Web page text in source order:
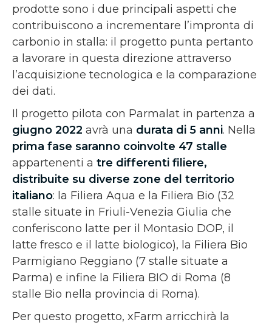
prodotte sono i due principali aspetti che
contribuiscono a incrementare l’impronta di
carbonio in stalla: il progetto punta pertanto
a lavorare in questa direzione attraverso
l’acquisizione tecnologica e la comparazione
dei dati.
Il progetto pilota con Parmalat in partenza a
giugno 2022 avrà una durata di 5 anni. Nella
prima fase saranno coinvolte 47 stalle
appartenenti a tre differenti filiere,
distribuite su diverse zone del territorio
italiano: la Filiera Aqua e la Filiera Bio (32
stalle situate in Friuli-Venezia Giulia che
conferiscono latte per il Montasio DOP, il
latte fresco e il latte biologico), la Filiera Bio
Parmigiano Reggiano (7 stalle situate a
Parma) e infine la Filiera BIO di Roma (8
stalle Bio nella provincia di Roma).
Per questo progetto, xFarm arricchirà la